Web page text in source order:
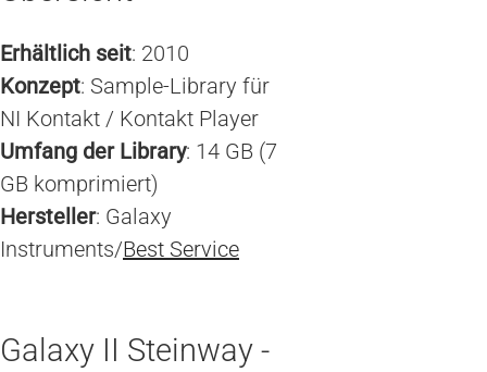
Erhältlich seit: 2010
Konzept: Sample-Library für
NI Kontakt / Kontakt Player
Umfang der Library: 14 GB (7
GB komprimiert)
Hersteller: Galaxy
Instruments/Best Service
Galaxy II Steinway -